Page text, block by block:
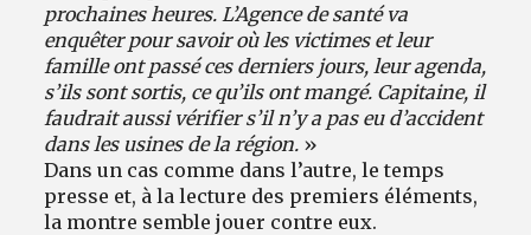
prochaines heures. L’Agence de santé va
enquêter pour savoir où les victimes et leur
famille ont passé ces derniers jours, leur agenda,
s’ils sont sortis, ce qu’ils ont mangé. Capitaine, il
faudrait aussi vérifier s’il n’y a pas eu d’accident
dans les usines de la région. »
Dans un cas comme dans l’autre, le temps
presse et, à la lecture des premiers éléments,
la montre semble jouer contre eux.